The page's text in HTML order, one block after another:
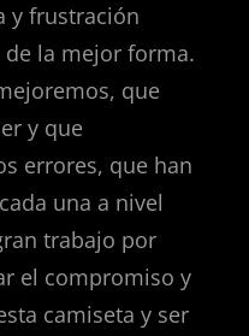
y frustración
la mejor forma.
que
y que
errores, que han
una a nivel
trabajo por
el compromiso y
camiseta y ser